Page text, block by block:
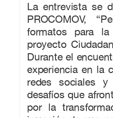
La entrevista se
PROCOMOV,
formatos para la
proyecto
Durante el
experiencia en la
redes sociales y
desafíos que
por la